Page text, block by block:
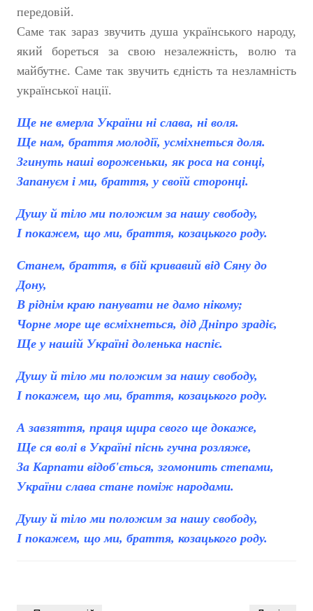
передовій.
Саме так зараз звучить душа українського народу,
який бореться за свою незалежність, волю та
майбутнє. Саме так звучить єдність та незламність
української нації.
Ще не вмерла України ні слава, ні воля.
Ще нам, браття молодії, усміхнеться доля.
Згинуть наші вороженьки, як роса на сонці,
Запануєм і ми, браття, у своїй сторонці.
Душу й тіло ми положим за нашу свободу,
І покажем, що ми, браття, козацького роду.
Станем, браття, в бій кривавий від Сяну до
Дону,
В ріднім краю панувати не дамо нікому;
Чорне море ще всміхнеться, дід Дніпро зрадіє,
Ще у нашій Україні доленька наспіє.
Душу й тіло ми положим за нашу свободу,
І покажем, що ми, браття, козацького роду.
А завзяття, праця щира свого ще докаже,
Ще ся волі в Україні піснь гучна розляже,
За Карпати відоб'ється, згомонить степами,
України слава стане поміж народами.
Душу й тіло ми положим за нашу свободу,
І покажем, що ми, браття, козацького роду.
Навігація